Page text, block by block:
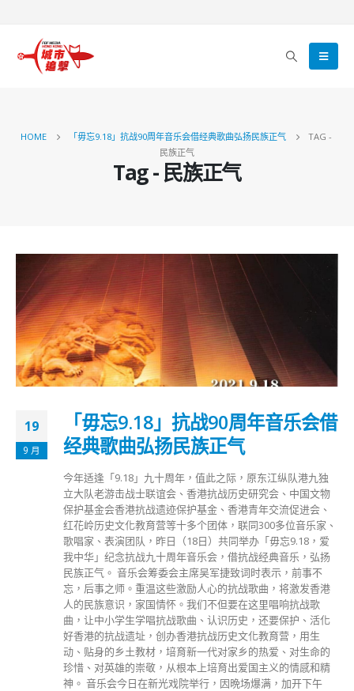
HOME 「毋忘9.18」抗战90周年音乐会借经典歌曲弘扬民族正气
TAG -
民族正气
Tag - 民族正气
19
9 月
「毋忘9.18」抗战90周年音乐会借
经典歌曲弘扬民族正气
今年适逢「9.18」九十周年，值此之际，原东江纵队港九独
立大队老游击战士联谊会、香港抗战历史研究会、中国文物
保护基金会香港抗战遗迹保护基金、香港青年交流促进会、
红花岭历史文化教育营等十多个团体，联同300多位音乐家、
歌唱家、表演团队，昨日（18日）共同举办「毋忘9.18，爱
我中华」纪念抗战九十周年音乐会，借抗战经典音乐，弘扬
民族正气。 音乐会筹委会主席吴军捷致词时表示，前事不
忘，后事之师。重温这些激励人心的抗战歌曲，将激发香港
人的民族意识，家国情怀。我们不但要在这里唱响抗战歌
曲，让中小学生学唱抗战歌曲、认识历史，还要保护、活化
好香港的抗战遗址，创办香港抗战历史文化教育营，用生
动、贴身的乡土教材，培育新一代对家乡的热爱、对生命的
珍惜、对英雄的崇敬，从根本上培育出爱国主义的情感和精
神。 音乐会今日在新光戏院举行，因晩场爆满，加开下午